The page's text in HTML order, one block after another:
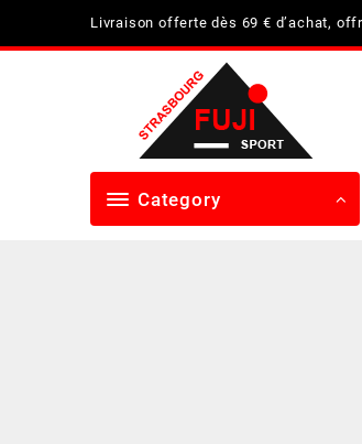
Livraison offerte dès 69 € d’achat,
Category